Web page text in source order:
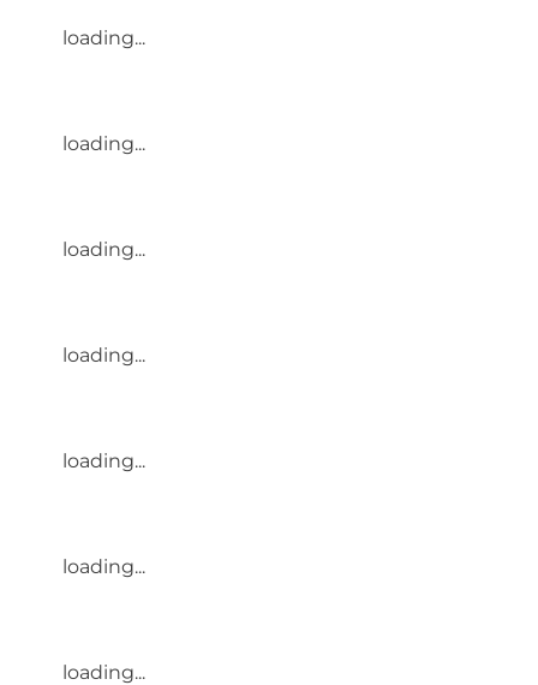
loading...
loading...
loading...
loading...
loading...
loading...
loading...